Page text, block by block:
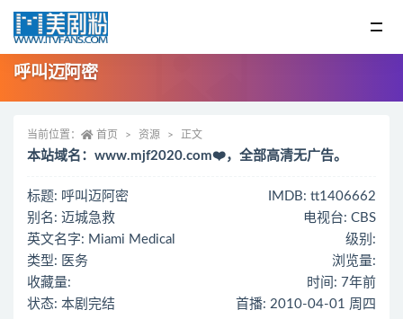
呼叫迈阿密
当前位置： 首页 资源 正文
本站域名：www.mjf2020.com❤️，全部高清无广告。
标题: 呼叫迈阿密
IMDB: tt1406662
别名: 迈城急救
电视台: CBS
英文名字: Miami Medical
级别:
类型: 医务
浏览量:
收藏量:
时间: 7年前
状态: 本剧完结
首播: 2010-04-01 周四